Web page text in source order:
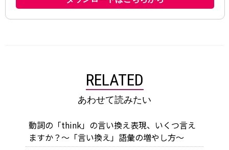
RELATED
あわせて読みたい
動詞の「think」の言い換え表現、いくつ言え
ますか？～「言い換え」語彙の増やし方～